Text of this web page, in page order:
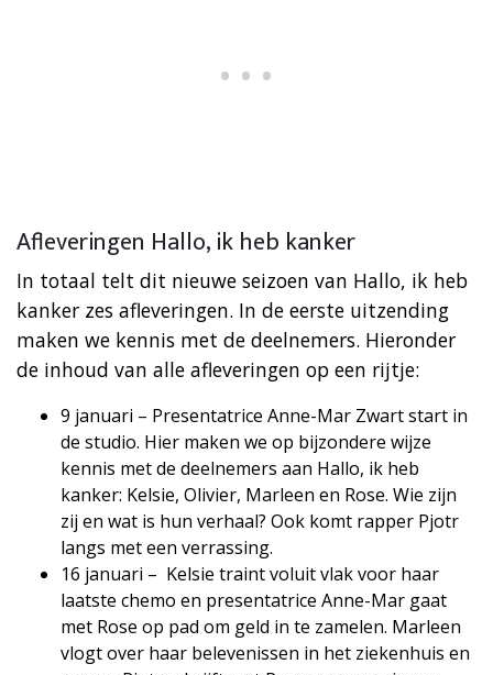
Afleveringen Hallo, ik heb kanker
In totaal telt dit nieuwe seizoen van Hallo, ik heb
kanker zes afleveringen. In de eerste uitzending
maken we kennis met de deelnemers. Hieronder
de inhoud van alle afleveringen op een rijtje:
9 januari – Presentatrice Anne-Mar Zwart start in
de studio. Hier maken we op bijzondere wijze
kennis met de deelnemers aan Hallo, ik heb
kanker: Kelsie, Olivier, Marleen en Rose. Wie zijn
zij en wat is hun verhaal? Ook komt rapper Pjotr
langs met een verrassing.
16 januari – Kelsie traint voluit vlak voor haar
laatste chemo en presentatrice Anne-Mar gaat
met Rose op pad om geld in te zamelen. Marleen
vlogt over haar belevenissen in het ziekenhuis en